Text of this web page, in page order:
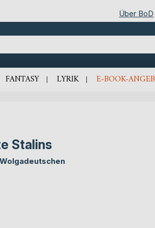
Über BoD
FANTASY LYRIK E-BOOK-
Stalins